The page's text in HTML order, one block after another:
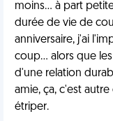
moins... à part
durée de vie de
anniversaire, j'ai
coup... alors que
d'une relation
amie, ça, c'est
étriper.